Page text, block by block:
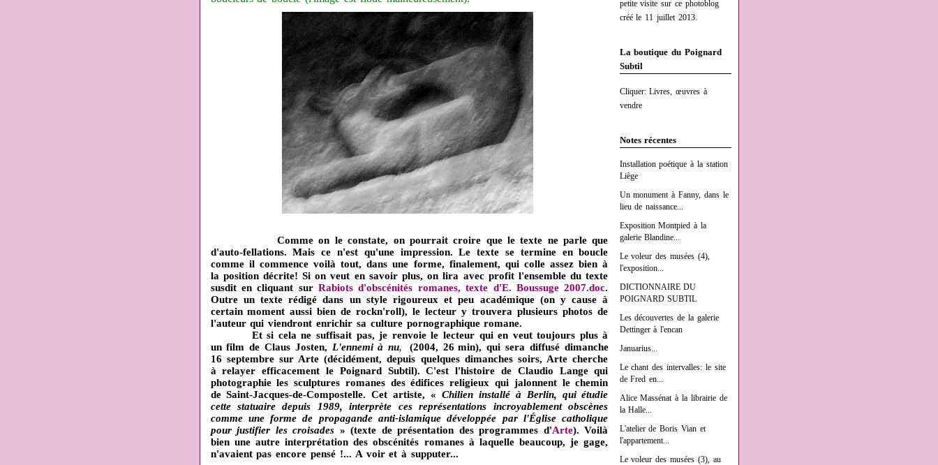
petite visite sur ce photoblog
créé le 11 juillet 2013.
La boutique du Poignard
Subtil
Cliquer: Livres, œuvres à
vendre
Notes récentes
Installation poétique à la station
Liège
Un monument à Fanny, dans le
lieu de naissance...
Exposition Montpied à la
galerie Blandine...
Le voleur des musées (4),
l'exposition...
DICTIONNAIRE DU
POIGNARD SUBTIL
Les découvertes de la galerie
Dettinger à l'encan
Januarius...
Le chant des intervalles: le site
de Fred en...
Alice Massénat à la librairie de
la Halle...
L'atelier de Boris Vian et
l'appartement...
Le voleur des musées (3), au
Comme on le constate, on pourrait croire que le texte ne parle que
d'auto-fellations. Mais ce n'est qu'une impression. Le texte se termine en boucle
comme il commence voilà tout, dans une forme, finalement, qui colle assez bien à
la position décrite! Si on veut en savoir plus, on lira avec profit l'ensemble du texte
susdit en cliquant surRabiots d'obscénités romanes, texte d'E. Boussuge 2007.doc.
Outre un texte rédigé dans un style rigoureux et peu académique (on y cause à
certain moment aussi bien de rockn'roll), le lecteur y trouvera plusieurs photos de
l'auteur qui viendront enrichir sa culture pornographique romane.
Et si cela ne suffisait pas, je renvoie le lecteur qui en veut toujours plus à
un film de Claus Josten, L'ennemi à nu, (2004, 26 min), qui sera diffusé dimanche
16 septembre sur Arte (décidément, depuis quelques dimanches soirs, Arte cherche
à relayer efficacement le Poignard Subtil). C'est l'histoire de Claudio Lange qui
photographie les sculptures romanes des édifices religieux qui jalonnent le chemin
de Saint-Jacques-de-Compostelle. Cet artiste, « Chilien installé à Berlin, qui étudie
cette statuaire depuis 1989, interprète ces représentations incroyablement obscènes
comme une forme de propagande anti-islamique développée par l'Église catholique
pour justifier les croisades » (texte de présentation des programmes d'Arte). Voilà
bien une autre interprétation des obscénités romanes à laquelle beaucoup, je gage,
n'avaient pas encore pensé !... A voir et à supputer...